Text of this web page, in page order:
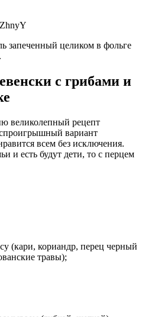
запеченный целиком в фольге
с грибами и
великолепный рецепт
вариант
всем без исключения.
и есть будут дети, то с перцем
(кари, кориандр, перец черный
травы);